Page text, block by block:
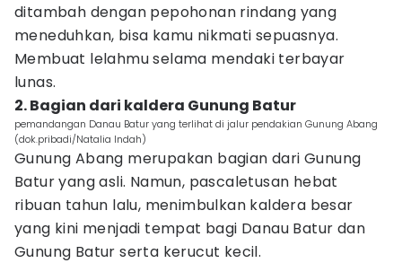
ditambah dengan pepohonan rindang yang
meneduhkan, bisa kamu nikmati sepuasnya.
Membuat lelahmu selama mendaki terbayar
lunas.
2. Bagian dari kaldera Gunung Batur
pemandangan Danau Batur yang terlihat di jalur pendakian Gunung Abang
(dok.pribadi/Natalia Indah)
Gunung Abang merupakan bagian dari Gunung
Batur yang asli. Namun, pascaletusan hebat
ribuan tahun lalu, menimbulkan kaldera besar
yang kini menjadi tempat bagi Danau Batur dan
Gunung Batur serta kerucut kecil.